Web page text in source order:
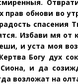
обнови во
спасения
Избави мя
и уста моя
Богу дух
и да
возложат на